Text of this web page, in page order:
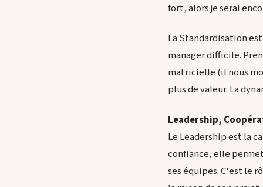
fort, alors je serai
La Standardisation
manager difficile.
matricielle (il nous
plus de valeur. La
Leadership,
Le Leadership est la
confiance, elle
ses équipes. C'est le